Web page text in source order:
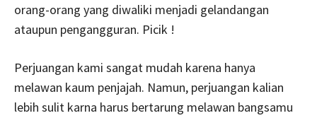
orang-orang yang diwaliki menjadi gelandangan
ataupun pengangguran. Picik !
Perjuangan kami sangat mudah karena hanya
melawan kaum penjajah. Namun, perjuangan kalian
lebih sulit karna harus bertarung melawan bangsamu